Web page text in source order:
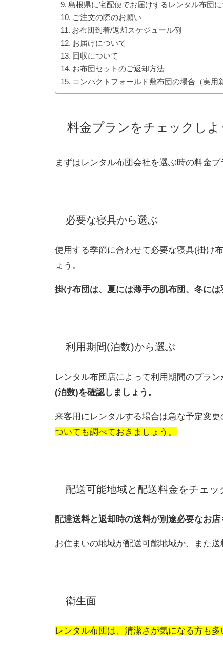
島根県に宅配便でお届けするレンタル布団
ご注文の際のお願い
お布団到着/返却スケジュール例
お届けについて
回収について
お布団セットのご返却方法
コンパクトフォールド敷布団の場合（実用
料金プランをチェックしよ
まずはレンタル布団会社を選ぶ時の料金
必要な寝具から選ぶ
使用する季節に合わせて必要な寝具(掛け
ょう。
掛け布団は、夏には薄手の肌布団、冬に
利用期間(泊数)から選ぶ
レンタル布団店によって利用期間のプラン
(泊数)を確認しましょう。
来客用にレンタルする場合は急な予定変更
ついても調べておきましょう。
配送可能地域と配送料金をチェッ
配達送料と返却時の送料が別途必要なお店
お住まいの地域が配送可能地域か、また送
衛生面
レンタル布団は、清潔さが気になる方も多